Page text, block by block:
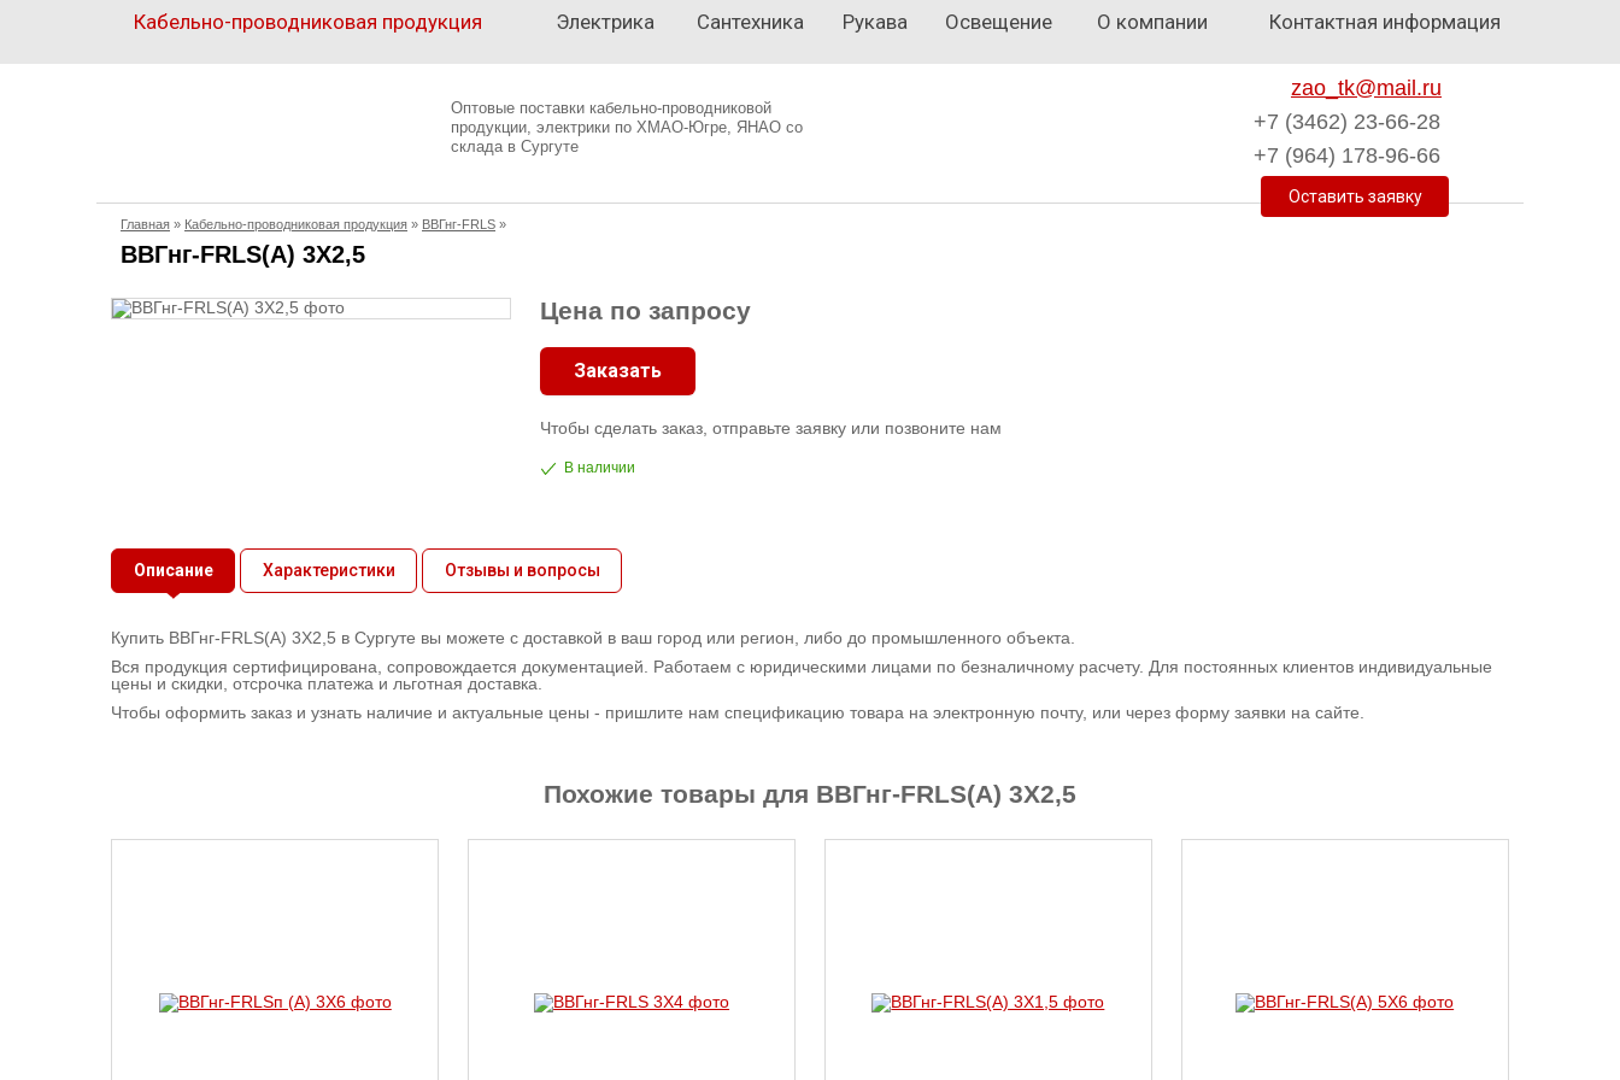
Электрика
Сантехника
Рукава
Контактная
информация
Кабельно-проводниковая продукция Электрика Сантехника Рукава Освещение О компании Контактная информация
Оптовые поставки кабельно-проводниковой
продукции, электрики по ХМАО-Югре, ЯНАО со
склада в Сургуте
zao_tk@mail.ru
+7 (3462) 23-66-28
+7 (964) 178-96-66
Главная » Кабельно-проводниковая продукция » ВВГнг-FRLS »
ВВГнг-FRLS(А) 3X2,5
Цена по запросу
Заказать
Чтобы сделать заказ, отправьте заявку или позвоните нам
В наличии
Описание Характеристики Отзывы и вопросы
Купить ВВГнг-FRLS(А) 3X2,5 в Сургуте вы можете с доставкой в ваш город или регион, либо до промышленного объекта.
Вся продукция сертифицирована, сопровождается документацией. Работаем с юридическими лицами по безналичному расчету. Для постоянных клиентов индивидуальные
цены и скидки, отсрочка платежа и льготная доставка.
Чтобы оформить заказ и узнать наличие и актуальные цены - пришлите нам спецификацию товара на электронную почту, или через форму заявки на сайте.
Похожие товары для ВВГнг-FRLS(А) 3X2,5